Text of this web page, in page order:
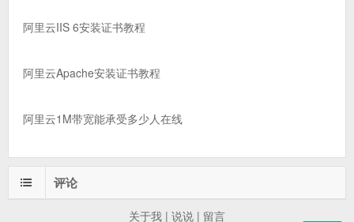
阿里云IIS 6安装证书教程
阿里云Apache安装证书教程
阿里云1M带宽能承受多少人在线
评论
关于我 | 说说 | 留言